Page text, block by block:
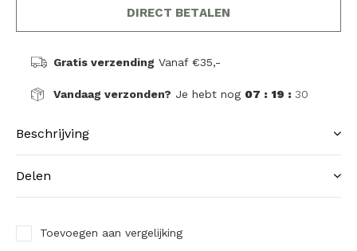
DIRECT BETALEN
Gratis verzending Vanaf €35,-
Vandaag verzonden? Je hebt nog 07 : 19 : 30
Beschrijving
Delen
Toevoegen aan vergelijking